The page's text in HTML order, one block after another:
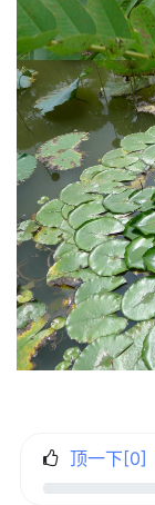
顶一下[0]